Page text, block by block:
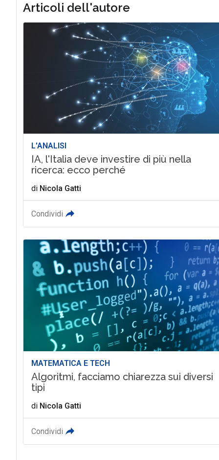
Articoli dell'autore
L'ANALISI
IA, l'Italia deve investire di più nella
ricerca: ecco perché
di Nicola Gatti
Condividi
MATEMATICA E TECH
Algoritmi, facciamo chiarezza sui diversi
tipi
di Nicola Gatti
Condividi